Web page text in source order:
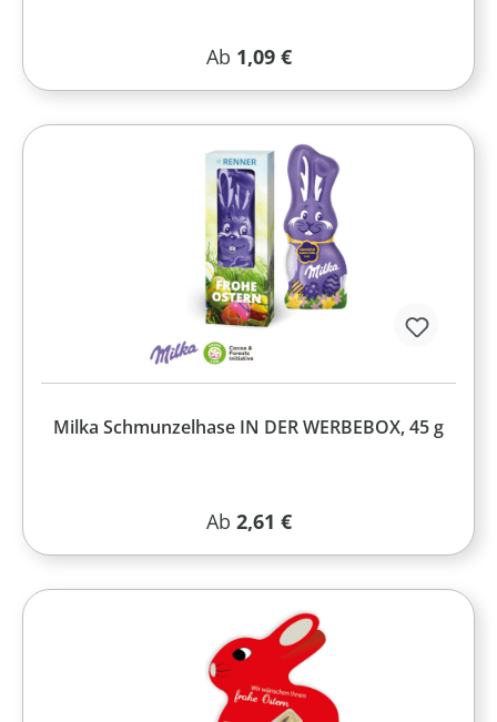
Regulärer Preis:
Ab 1,09 €
Milka Schmunzelhase IN DER WERBEBOX, 45 g
Regulärer Preis:
Ab 2,61 €